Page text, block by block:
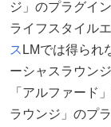
ジ」のプラグイ
ライフスタイル
ス LMでは得られ
ーシャスラウン
「アルファード
ラウンジ」のプ